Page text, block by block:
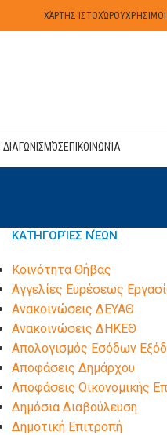
ΧΆΡΤΗΣ ΙΣΤΟΧΏΡΟΥ
ΔΙΑΓΩΝΙΣΜΌΣΕΠΙΚΟΙΝΩΝΊΑ
ΚΑΤΗΓΟΡΊΕΣ ΝΈΩΝ
Kοινότητα Θήβας
Αγγελίες Ευρέσεως
Ανακοινώσεις ΔΕΥΑΘ
Ανακοινώσεις ΔΗΚΕΘ
Απολογισμός Εσόδων
Αποφάσεις Δημάρχου
Αποφάσεις Οικονομικής
Δημόσια Διαβούλευση
Δημοτική Επιτροπή